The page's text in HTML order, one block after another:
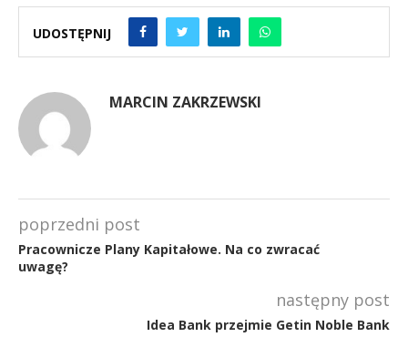
UDOSTĘPNIJ
MARCIN ZAKRZEWSKI
poprzedni post
Pracownicze Plany Kapitałowe. Na co zwracać
uwagę?
następny post
Idea Bank przejmie Getin Noble Bank